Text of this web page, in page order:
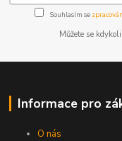
Souhlasím se
Můžete se
Informace pro
O nás